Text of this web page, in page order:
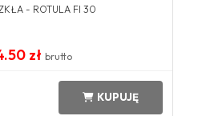
- ROTULA FI 30
zł brutto
KUPUJĘ